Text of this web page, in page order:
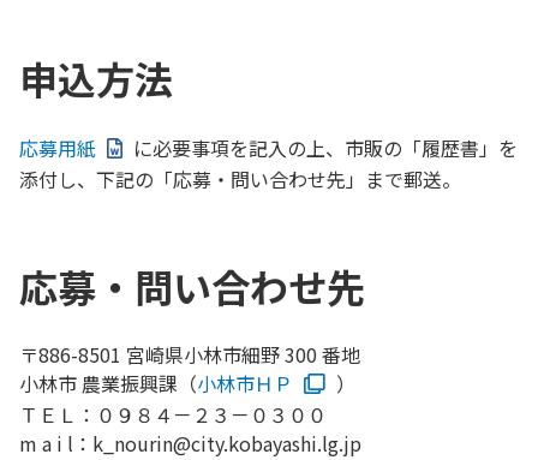
申込方法
応募用紙
に必要事項を記入の上、市販の「履歴書」を
添付し、下記の「応募・問い合わせ先」まで郵送。
応募・問い合わせ先
〒886-8501 宮崎県小林市細野 300 番地
小林市 農業振興課（小林市ＨＰ
）
ＴＥＬ：０９８４－２３－０３００
m a i l：k_nourin@city.kobayashi.lg.jp